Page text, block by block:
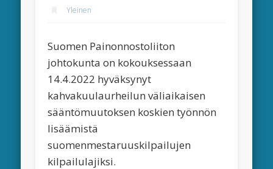
Yleinen
Suomen Painonnostoliiton
johtokunta on kokouksessaan
14.4.2022 hyväksynyt
kahvakuulaurheilun väliaikaisen
sääntömuutoksen koskien työnnön
lisäämistä
suomenmestaruuskilpailujen
kilpailulajiksi.